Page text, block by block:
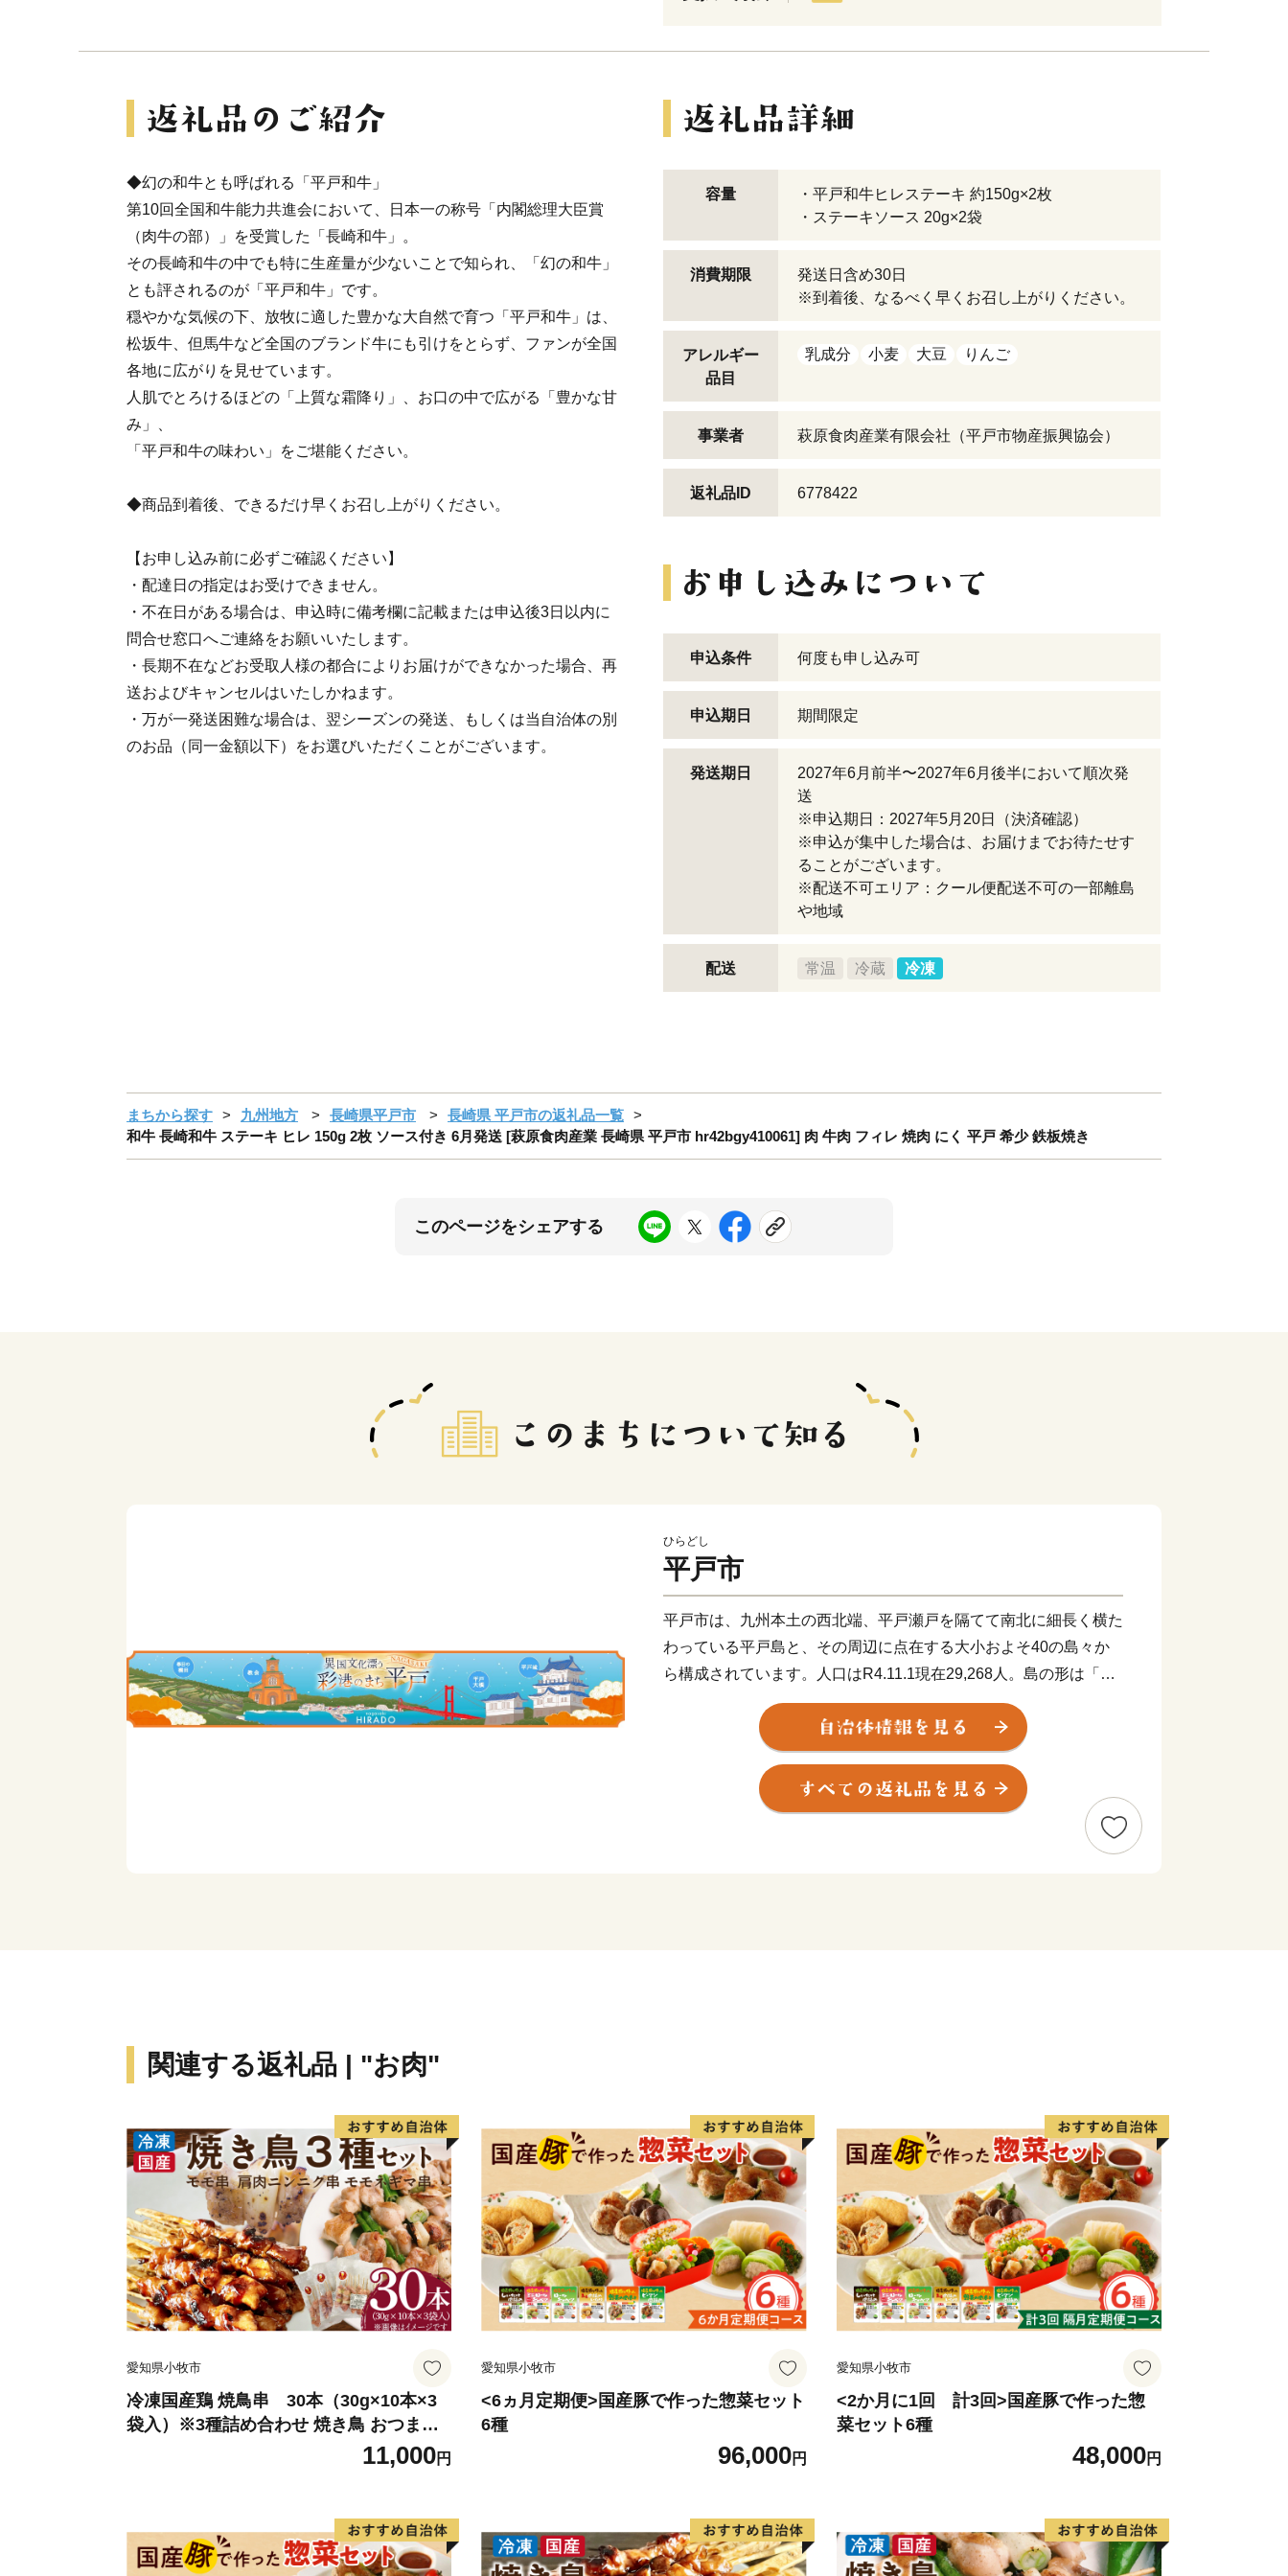
◆幻の和牛とも呼ばれる「平戸和牛」
第10回全国和牛能力共進会において、日本一の称号「内閣総理大臣賞
（肉牛の部）」を受賞した「長崎和牛」。
その長崎和牛の中でも特に生産量が少ないことで知られ、「幻の和牛」
とも評されるのが「平戸和牛」です。
穏やかな気候の下、放牧に適した豊かな大自然で育つ「平戸和牛」は、
松坂牛、但馬牛など全国のブランド牛にも引けをとらず、ファンが全国
各地に広がりを見せています。
人肌でとろけるほどの「上質な霜降り」、お口の中で広がる「豊かな甘
み」、
「平戸和牛の味わい」をご堪能ください。
◆商品到着後、できるだけ早くお召し上がりください。
【お申し込み前に必ずご確認ください】
・配達日の指定はお受けできません。
・不在日がある場合は、申込時に備考欄に記載または申込後3日以内に
問合せ窓口へご連絡をお願いいたします。
・長期不在などお受取人様の都合によりお届けができなかった場合、再
送およびキャンセルはいたしかねます。
・万が一発送困難な場合は、翌シーズンの発送、もしくは当自治体の別
のお品（同一金額以下）をお選びいただくことがございます。
容量
・平戸和牛ヒレステーキ 約150g×2枚
・ステーキソース 20g×2袋
消費期限
発送日含め30日
※到着後、なるべく早くお召し上がりください。
アレルギー
品目
乳成分 小麦 大豆 りんご
事業者 萩原食肉産業有限会社（平戸市物産振興協会）
返礼品ID 6778422
申込条件 何度も申し込み可
申込期日 期間限定
発送期日
2027年6月前半〜2027年6月後半において順次発
送
※申込期日：2027年5月20日（決済確認）
※申込が集中した場合は、お届けまでお待たせす
ることがございます。
※配送不可エリア：クール便配送不可の一部離島
や地域
配送 常温 冷蔵 冷凍
まちから探す 九州地方 長崎県平戸市
長崎県 平戸市の返礼品一覧
和牛 長崎和牛 ステーキ ヒレ 150g 2枚 ソース付き 6月発送 [萩原食肉産業 長崎県 平戸市 hr42bgy410061] 肉 牛肉 フィレ 焼肉 にく 平戸 希少 鉄板焼き
このページをシェアする
ひらどし
平戸市
平戸市は、九州本土の西北端、平戸瀬戸を隔てて南北に細長く横た
わっている平戸島と、その周辺に点在する大小およそ40の島々か
ら構成されています。人口はR4.11.1現在29,268人。島の形は「タ
ツノオトシゴ」にも似ており、北は玄界灘、西は東シナ海を望んで
関連する返礼品 | "お肉"
愛知県小牧市
冷凍国産鶏 焼鳥串 30本（30g×10本×3
袋入）※3種詰め合わせ 焼き鳥 おつまみ
バーベキュー 小分け 国産 鶏肉 焼鳥 やき
とり 串 惣菜 おかず 晩酌 冷凍 パーティー
11,000円
愛知県小牧市
<6ヵ月定期便>国産豚で作った惣菜セット
6種
96,000円
愛知県小牧市
<2か月に1回 計3回>国産豚で作った惣
菜セット6種
48,000円